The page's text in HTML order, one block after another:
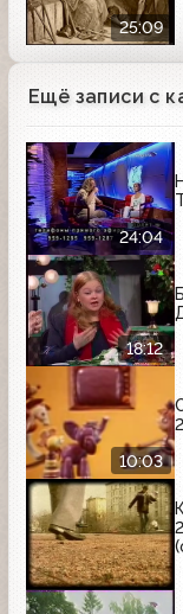
25:09
Ещё записи с
24:04
18:12
10:03